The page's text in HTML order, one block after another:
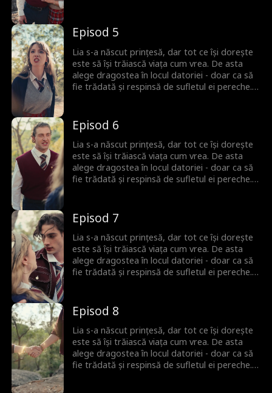
partener cu propriile secrete, e aruncată într-
o lume a puterii, înșelăciunii și a noilor șanse.
Acum, Lia a terminat cu regulile. E timpul să-și
revendice tronul - și să-i facă pe toți cei care
au subestimat-o să regrete!
Episod 5
Lia s-a născut prințesă, dar tot ce își dorește
este să își trăiască viața cum vrea. De asta
alege dragostea în locul datoriei - doar ca să
fie trădată și respinsă de sufletul ei pereche.
partener cu propriile secrete, e aruncată într-
o lume a puterii, înșelăciunii și a noilor șanse.
Acum, Lia a terminat cu regulile. E timpul să-și
revendice tronul - și să-i facă pe toți cei care
au subestimat-o să regrete!
Episod 6
Lia s-a născut prințesă, dar tot ce își dorește
este să își trăiască viața cum vrea. De asta
alege dragostea în locul datoriei - doar ca să
fie trădată și respinsă de sufletul ei pereche.
partener cu propriile secrete, e aruncată într-
o lume a puterii, înșelăciunii și a noilor șanse.
Acum, Lia a terminat cu regulile. E timpul să-și
revendice tronul - și să-i facă pe toți cei care
au subestimat-o să regrete!
Episod 7
Lia s-a născut prințesă, dar tot ce își dorește
este să își trăiască viața cum vrea. De asta
alege dragostea în locul datoriei - doar ca să
fie trădată și respinsă de sufletul ei pereche.
partener cu propriile secrete, e aruncată într-
o lume a puterii, înșelăciunii și a noilor șanse.
Acum, Lia a terminat cu regulile. E timpul să-și
revendice tronul - și să-i facă pe toți cei care
au subestimat-o să regrete!
Episod 8
Lia s-a născut prințesă, dar tot ce își dorește
este să își trăiască viața cum vrea. De asta
alege dragostea în locul datoriei - doar ca să
fie trădată și respinsă de sufletul ei pereche.